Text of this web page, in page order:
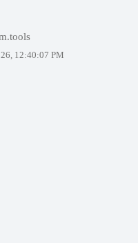
12:40:07 PM